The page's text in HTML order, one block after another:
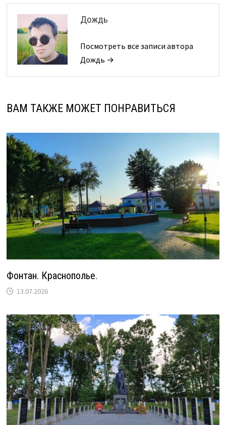
Дождь
Посмотреть все записи автора
Дождь →
ВАМ ТАКЖЕ МОЖЕТ ПОНРАВИТЬСЯ
Фонтан. Краснополье.
13.07.2026